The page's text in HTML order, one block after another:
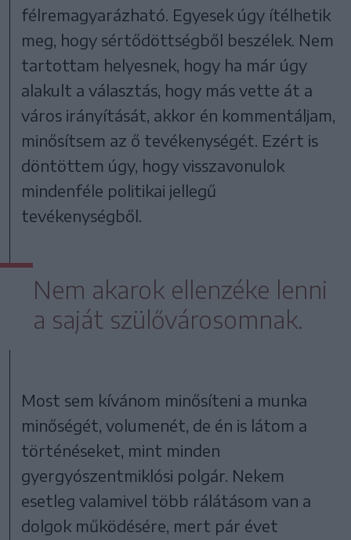
félremagyarázható. Egyesek úgy ítélhetik
meg, hogy sértődöttségből beszélek. Nem
tartottam helyesnek, hogy ha már úgy
alakult a választás, hogy más vette át a
város irányítását, akkor én kommentáljam,
minősítsem az ő tevékenységét. Ezért is
döntöttem úgy, hogy visszavonulok
mindenféle politikai jellegű
tevékenységből.
Nem akarok ellenzéke lenni
a saját szülővárosomnak.
Most sem kívánom minősíteni a munka
minőségét, volumenét, de én is látom a
történéseket, mint minden
gyergyószentmiklósi polgár. Nekem
esetleg valamivel több rálátásom van a
dolgok működésére, mert pár évet